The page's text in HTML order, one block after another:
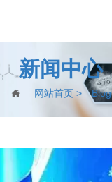
新闻中心
 网站首页> Blog